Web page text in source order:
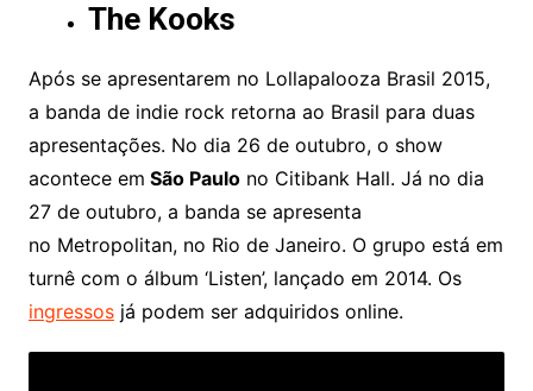
The Kooks
Após se apresentarem no Lollapalooza Brasil 2015,
a banda de indie rock retorna ao Brasil para duas
apresentações. No dia 26 de outubro, o show
acontece em São Paulono Citibank Hall. Já no dia
27 de outubro, a banda se apresenta
no Metropolitan, no Rio de Janeiro. O grupo está em
turnê com o álbum ‘Listen’, lançado em 2014. Os
ingressosjá podem ser adquiridos online.